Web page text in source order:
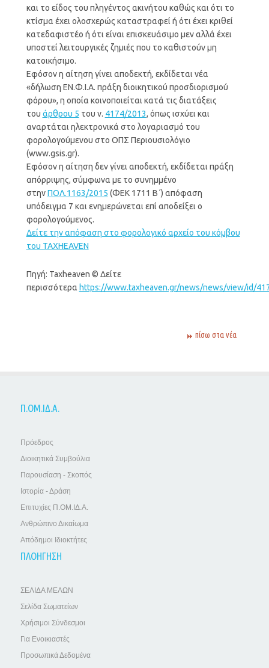
και το είδος του πληγέντος ακινήτου καθώς και ότι το
κτίσμα έχει ολοσχερώς καταστραφεί ή ότι έχει κριθεί
κατεδαφιστέο ή ότι είναι επισκευάσιμο μεν αλλά έχει
υποστεί λειτουργικές ζημιές που το καθιστούν μη
κατοικήσιμο.
Εφόσον η αίτηση γίνει αποδεκτή, εκδίδεται νέα
«δήλωση ΕΝ.Φ.Ι.Α. πράξη διοικητικού προσδιορισμού
φόρου», η οποία κοινοποιείται κατά τις διατάξεις
του άρθρου 5 του ν. 4174/2013, όπως ισχύει και
αναρτάται ηλεκτρονικά στο λογαριασμό του
φορολογούμενου στο ΟΠΣ Περιουσιολόγιο
(www.gsis.gr).
Εφόσον η αίτηση δεν γίνει αποδεκτή, εκδίδεται πράξη
απόρριψης, σύμφωνα με το συνημμένο
στηνΠΟΛ.1163/2015 (ΦΕΚ 1711 B΄) απόφαση
υπόδειγμα 7 και ενημερώνεται επί αποδείξει ο
φορολογούμενος.
Δείτε την απόφαση στο φορολογικό αρχείο του κόμβου
του TAXHEAVEN
Πηγή: Taxheaven © Δείτε
περισσότερα https://www.taxheaven.gr/news/news/view/id/
πίσω στα νέα
Π.ΟΜ.ΙΔ.Α.
Πρόεδρος
Διοικητικά Συμβούλια
Παρουσίαση - Σκοπός
Ιστορία - Δράση
Επιτυχίες Π.ΟΜ.ΙΔ.Α.
Ανθρώπινο Δικαίωμα
Απόδημοι Ιδιοκτήτες
ΠΛΟΗΓΗΣΗ
ΣΕΛΙΔΑ ΜΕΛΩΝ
Σελίδα Σωματείων
Χρήσιμοι Σύνδεσμοι
Για Ενοικιαστές
Προσωπικά Δεδομένα